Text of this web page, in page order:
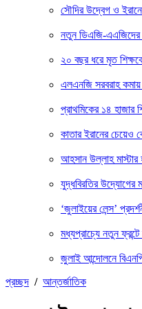
সৌদির উদ্বেগ ও
নতুন ডিএজি-এএজিদের
২০ বছর ধরে মৃত
এলএনজি সরবরাহ
প্রাথমিকের ১৪ হাজার
কাতার ইরানের চেয়েও
আহসান উল্লাহ মাস্টার
যুদ্ধবিরতির উদ্যোগের
‘জুলাইয়ের লেন্স’
মধ্যপ্রাচ্যে নতুন
জুলাই আন্দোলনে
প্রচ্ছদ / আন্তর্জাতিক